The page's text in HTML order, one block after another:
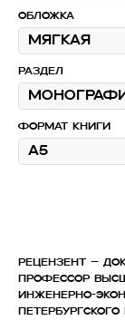
Обложка
Раздел
Формат книги
Рецензент –
профессор
инженерно-